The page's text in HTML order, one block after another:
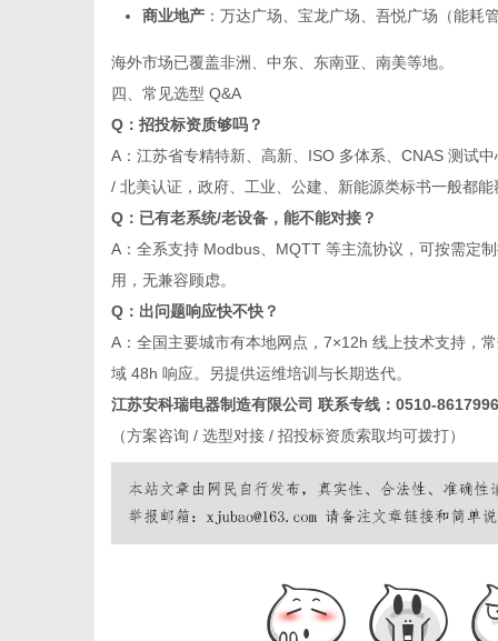
商业地产 ：万达广场、宝龙广场、吾悦广场（能耗
海外市场已覆盖非洲、中东、东南亚、南美等地。
四、常见选型 Q&A
Q：招投标资质够吗？
A：江苏省专精特新、高新、ISO 多体系、CNAS 测试
/ 北美认证，政府、工业、公建、新能源类标书一般都
Q：已有老系统/老设备，能不能对接？
A：全系支持 Modbus、MQTT 等主流协议，可按需定
用，无兼容顾虑。
Q：出问题响应快不快？
A：全国主要城市有本地网点，7×12h 线上技术支持，
域 48h 响应。另提供运维培训与长期迭代。
江苏安科瑞电器制造有限公司 联系专线：0510-
（方案咨询 / 选型对接 / 招投标资质索取均可拨打）